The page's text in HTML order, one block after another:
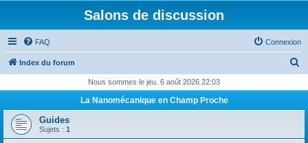
Salons de discussion
FAQ Connexion
Index du forum
h
Nous sommes le jeu. 6 août 2026 22:03
La Nanomécanique en Champ Proche
Guides
Sujets : 1